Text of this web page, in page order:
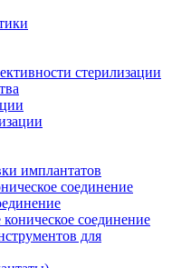
стерилизации
имплантатов
соединение
соединение
для